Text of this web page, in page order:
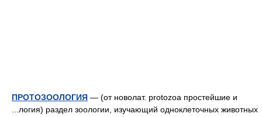
ПРОТОЗООЛОГИЯ — (от новолат. protozoa простейшие и
...логия) раздел зоологии, изучающий одноклеточных животных